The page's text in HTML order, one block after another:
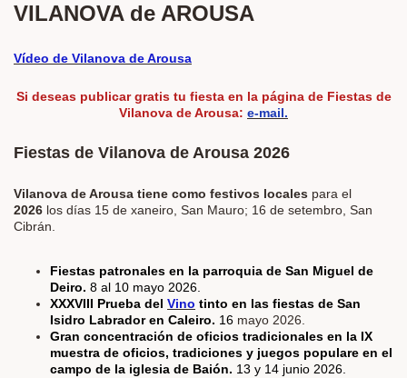
VILANOVA de AROUSA
Vídeo de Vilanova de Arousa
Si deseas publicargratis tu fiesta en la página de Fiestas de
Vilanova de Arousa: e-mail.
Fiestas de Vilanova de Arousa 2026
Vilanova de Arousa tiene como festivos locales para el
2026 los días 15 de xaneiro, San Mauro; 16 de setembro, San
Cibrán.
Fiestas patronales en la parroquia de San Miguel de
Deiro. 8 al 10 mayo 2026.
XXXVIII Prueba del Vino tinto en las fiestas de San
Isidro Labrador en Caleiro. 16 mayo 2026.
Gran concentración de oficios tradicionales en la IX
muestra de oficios, tradiciones y juegos populare en el
campo de la iglesia de Baión. 13 y 14 junio 2026.